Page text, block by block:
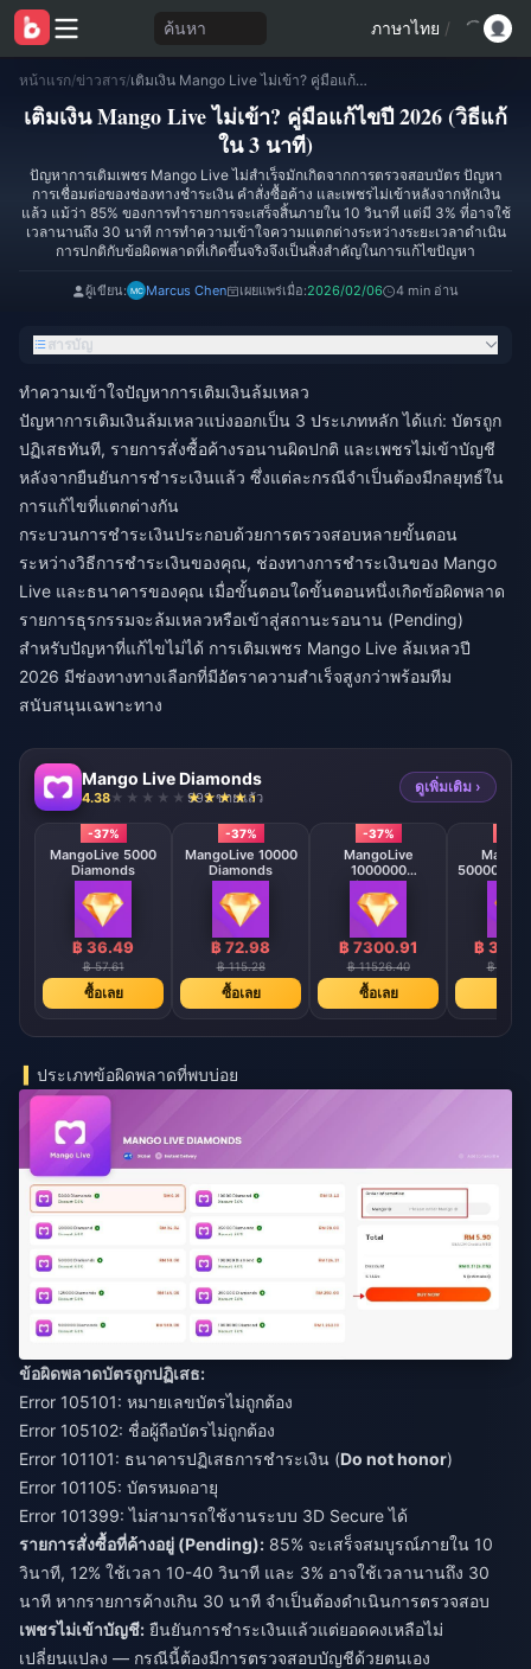
ค้นหา ภาษาไทย /
หน้าแรก/ข่าวสาร/ เติมเงิน Mango Live ไม่เข้า? คู่มือแก้ไขปี 2026 (วิธีแก้ใน 3 นาที)
เติมเงิน Mango Live ไม่เข้า? คู่มือแก้ไขปี 2026 (วิธีแก้
ใน 3 นาที)
ปัญหาการเติมเพชร Mango Live ไม่สำเร็จมักเกิดจากการตรวจสอบบัตร ปัญหา
การเชื่อมต่อของช่องทางชำระเงิน คำสั่งซื้อค้าง และเพชรไม่เข้าหลังจากหักเงิน
แล้ว แม้ว่า 85% ของการทำรายการจะเสร็จสิ้นภายใน 10 วินาที แต่มี 3% ที่อาจใช้
เวลานานถึง 30 นาที การทำความเข้าใจความแตกต่างระหว่างระยะเวลาดำเนิน
การปกติกับข้อผิดพลาดที่เกิดขึ้นจริงจึงเป็นสิ่งสำคัญในการแก้ไขปัญหา
ผู้เขียน: Marcus Chen เผยแพร่เมื่อ:2026/02/06 4 min อ่าน
สารบัญ
ทำความเข้าใจปัญหาการเติมเงินล้มเหลว
ปัญหาการเติมเงินล้มเหลวแบ่งออกเป็น 3 ประเภทหลัก ได้แก่: บัตรถูก
ปฏิเสธทันที, รายการสั่งซื้อค้างรอนานผิดปกติ และเพชรไม่เข้าบัญชี
หลังจากยืนยันการชำระเงินแล้ว ซึ่งแต่ละกรณีจำเป็นต้องมีกลยุทธ์ใน
การแก้ไขที่แตกต่างกัน
กระบวนการชำระเงินประกอบด้วยการตรวจสอบหลายขั้นตอน
ระหว่างวิธีการชำระเงินของคุณ, ช่องทางการชำระเงินของ Mango
Live และธนาคารของคุณ เมื่อขั้นตอนใดขั้นตอนหนึ่งเกิดข้อผิดพลาด
รายการธุรกรรมจะล้มเหลวหรือเข้าสู่สถานะรอนาน (Pending)
สำหรับปัญหาที่แก้ไขไม่ได้ การเติมเพชร Mango Live ล้มเหลวปี
2026 มีช่องทางทางเลือกที่มีอัตราความสำเร็จสูงกว่าพร้อมทีม
สนับสนุนเฉพาะทาง
Mango Live Diamonds
4.38 993 ขายแล้ว
ดูเพิ่มเติม ›
-37%
MangoLive 5000
Diamonds
฿ 36.49
฿ 57.61
ซื้อเลย
-37%
MangoLive 10000
Diamonds
฿ 72.98
฿ 115.28
ซื้อเลย
-37%
MangoLive
1000000
Diamonds
฿ 7300.91
฿ 11526.40
ซื้อเลย
500000
฿
฿
ประเภทข้อผิดพลาดที่พบบ่อย
ข้อผิดพลาดบัตรถูกปฏิเสธ:
Error 105101: หมายเลขบัตรไม่ถูกต้อง
Error 105102: ชื่อผู้ถือบัตรไม่ถูกต้อง
Error 101101: ธนาคารปฏิเสธการชำระเงิน (Do not honor)
Error 101105: บัตรหมดอายุ
Error 101399: ไม่สามารถใช้งานระบบ 3D Secure ได้
รายการสั่งซื้อที่ค้างอยู่ (Pending): 85% จะเสร็จสมบูรณ์ภายใน 10
วินาที, 12% ใช้เวลา 10-40 วินาที และ 3% อาจใช้เวลานานถึง 30
นาที หากรายการค้างเกิน 30 นาที จำเป็นต้องดำเนินการตรวจสอบ
เพชรไม่เข้าบัญชี: ยืนยันการชำระเงินแล้วแต่ยอดคงเหลือไม่
เปลี่ยนแปลง — กรณีนี้ต้องมีการตรวจสอบบัญชีด้วยตนเอง